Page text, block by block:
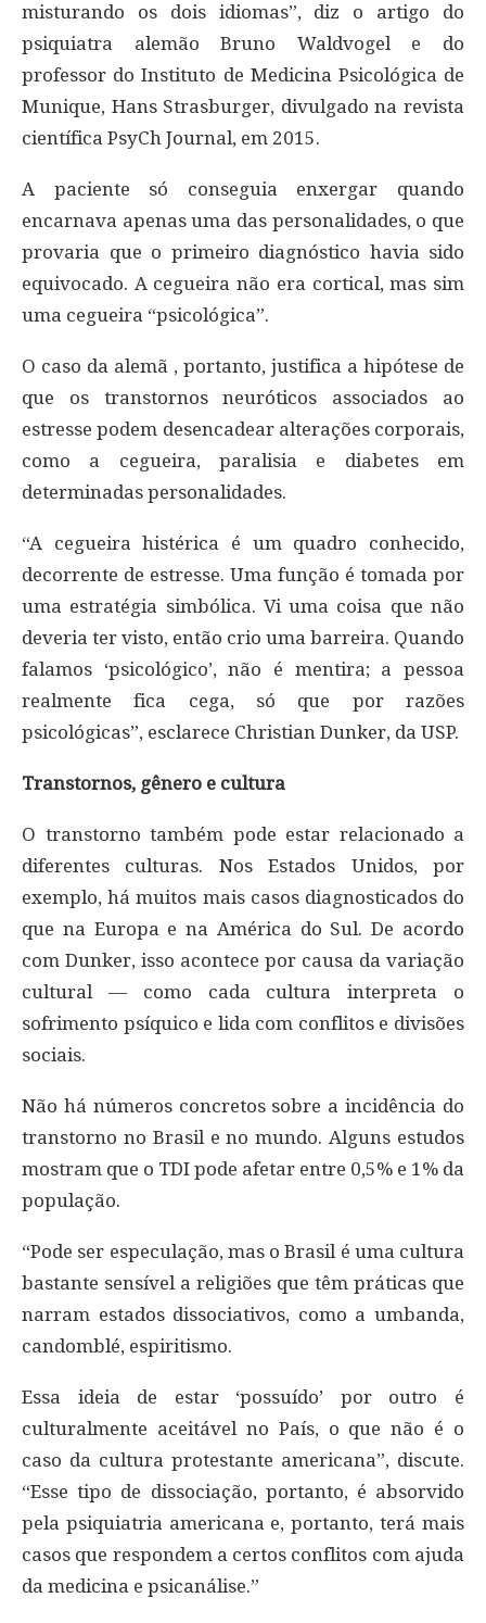
misturando os dois idiomas”, diz o artigo do
psiquiatra alemão Bruno Waldvogel e do
professor do Instituto de Medicina Psicológica de
Munique, Hans Strasburger, divulgado na revista
científica PsyCh Journal, em 2015.
A paciente só conseguia enxergar quando
encarnava apenas uma das personalidades, o que
provaria que o primeiro diagnóstico havia sido
equivocado. A cegueira não era cortical, mas sim
uma cegueira “psicológica”.
O caso da alemã , portanto, justifica a hipótese de
que os transtornos neuróticos associados ao
estresse podem desencadear alterações corporais,
como a cegueira, paralisia e diabetes em
determinadas personalidades.
“A cegueira histérica é um quadro conhecido,
decorrente de estresse. Uma função é tomada por
uma estratégia simbólica. Vi uma coisa que não
deveria ter visto, então crio uma barreira. Quando
falamos ‘psicológico’, não é mentira; a pessoa
realmente fica cega, só que por razões
psicológicas”, esclarece Christian Dunker, da USP.
Transtornos, gênero e cultura
O transtorno também pode estar relacionado a
diferentes culturas. Nos Estados Unidos, por
exemplo, há muitos mais casos diagnosticados do
que na Europa e na América do Sul. De acordo
com Dunker, isso acontece por causa da variação
cultural — como cada cultura interpreta o
sofrimento psíquico e lida com conflitos e divisões
sociais.
Não há números concretos sobre a incidência do
transtorno no Brasil e no mundo. Alguns estudos
mostram que o TDI pode afetar entre 0,5% e 1% da
população.
“Pode ser especulação, mas o Brasil é uma cultura
bastante sensível a religiões que têm práticas que
narram estados dissociativos, como a umbanda,
candomblé, espiritismo.
Essa ideia de estar ‘possuído’ por outro é
culturalmente aceitável no País, o que não é o
caso da cultura protestante americana”, discute.
“Esse tipo de dissociação, portanto, é absorvido
pela psiquiatria americana e, portanto, terá mais
casos que respondem a certos conflitos com ajuda
da medicina e psicanálise.”